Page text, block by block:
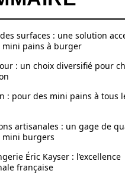
surfaces : une solution
mini pains à burger
: un choix diversifié pour
: pour des mini pains à tous
artisanales : un gage de
mini burgers
Éric Kayser : l’excellence
française